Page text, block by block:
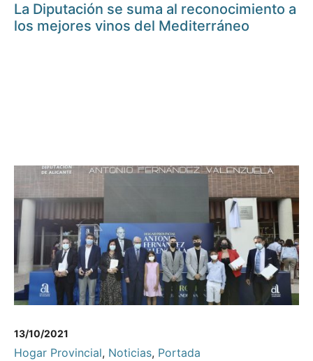
La Diputación se suma al reconocimiento a
los mejores vinos del Mediterráneo
13/10/2021
Hogar Provincial, Noticias, Portada